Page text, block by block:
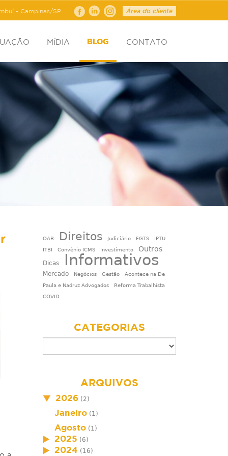
- Campinas/SP Área do cliente
MÍDIA BLOG CONTATO
OAB Direitos Judiciário FGTS
IPTU
ITBI
Convênio ICMS Investimento Outros
Dicas Informativos
Mercado Negócios Gestão
Acontece na De
Paula e Nadruz Advogados
Reforma Trabalhista
COVID
CATEGORIAS
ARQUIVOS
2026(2)
Janeiro(1)
Agosto(1)
2025 (6)
2024 (16)